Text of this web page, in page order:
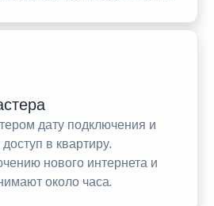
дату подключения и
в квартиру.
нового интернета и
около часа.